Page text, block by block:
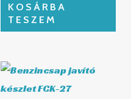
KOSÁRBA
TESZEM